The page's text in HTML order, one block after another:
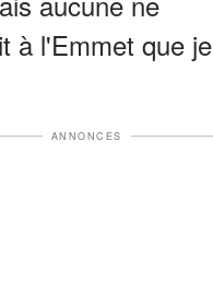
à l'Emmet que je
ANNONCES